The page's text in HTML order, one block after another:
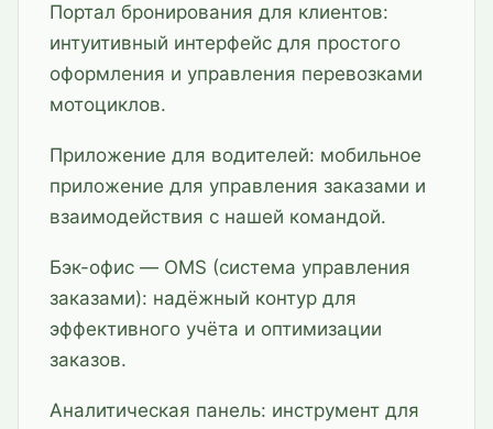
Портал бронирования для клиентов:
интуитивный интерфейс для простого
оформления и управления перевозками
мотоциклов.
Приложение для водителей: мобильное
приложение для управления заказами и
взаимодействия с нашей командой.
Бэк-офис — OMS (система управления
заказами): надёжный контур для
эффективного учёта и оптимизации
заказов.
Аналитическая панель: инструмент для